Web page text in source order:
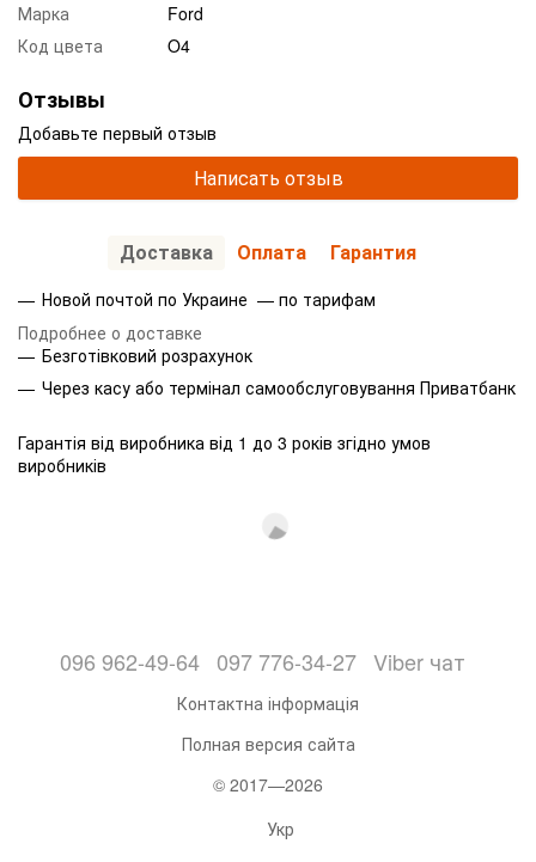
Марка
Ford
Код цвета
O4
Отзывы
Добавьте первый отзыв
Написать отзыв
Доставка Оплата Гарантия
Новой почтой по Украине — по тарифам
Подробнее о доставке
Безготівковий розрахунок
Через касу або термінал самообслуговування Приватбанк
Гарантія від виробника від 1 до 3 років згідно умов
виробників
096 962-49-64 097 776-34-27 Viber чат
Контактна інформація
Полная версия сайта
© 2017—2026
Укр